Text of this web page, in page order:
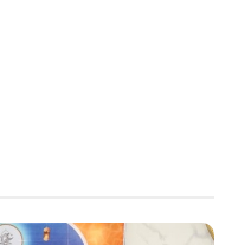
berharap agar